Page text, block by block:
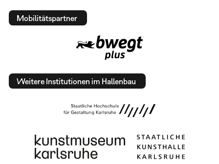
Mobilitätspartner
Weitere Institutionen im Hallenbau